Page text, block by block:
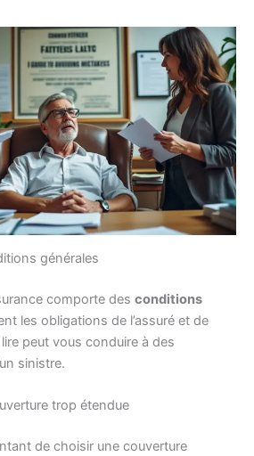
générales
comporte des conditions
les obligations de l’assuré et de
lire peut vous conduire à des
sinistre.
trop étendue
de choisir une couverture